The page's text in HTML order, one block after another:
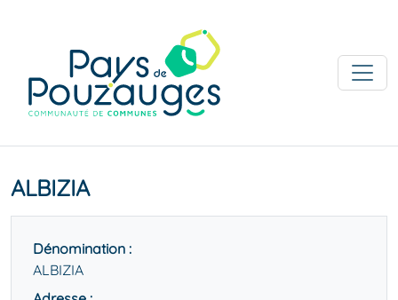
ALBIZIA
Dénomination :
ALBIZIA